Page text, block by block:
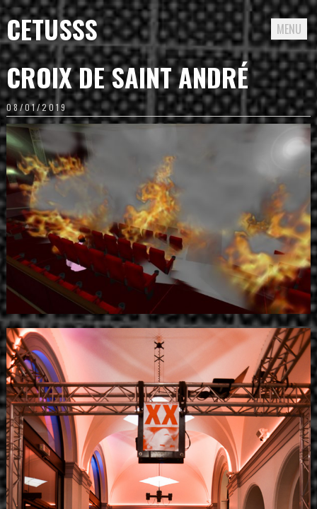
CETUSSS MENU
Passer
directement
au
contenu
CROIX DE SAINT ANDRÉ
08/01/2019